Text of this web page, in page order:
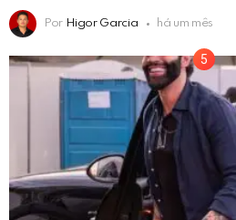
Por Higor Garcia há um mês